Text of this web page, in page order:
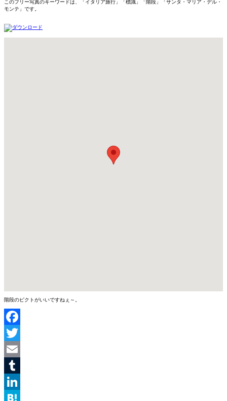
このフリー写真のキーワードは、「イタリア旅行」「標識」「階段」「サンタ・マリア・デル・
モンテ」です。
階段のピクトがいいですねぇ～。
Facebook
Twitter
Email
Tumblr
LinkedIn